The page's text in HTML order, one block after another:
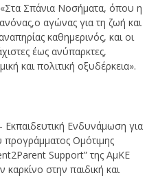
Σπάνια Νοσήματα, όπου η
αγώνας για τη ζωή και
καθημερινός, και οι
έως ανύπαρκτες,
και πολιτική οξυδέρκεια».
Ενδυνάμωση για
προγράμματος Ομότιμης
Support” της ΑμΚΕ
στην παιδική και